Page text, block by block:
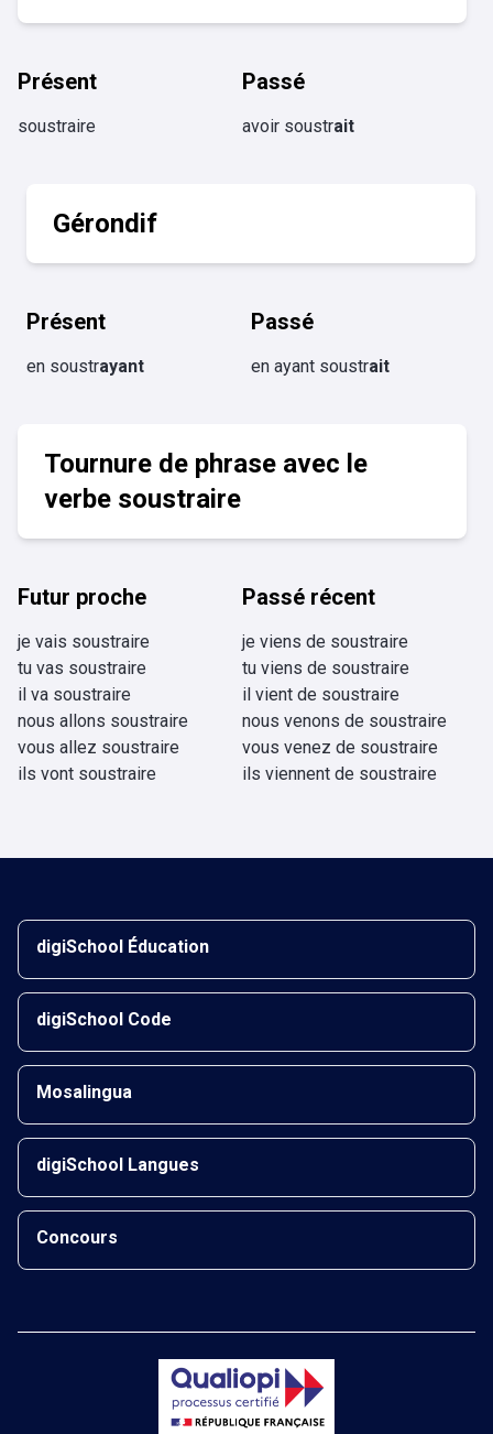
Présent
soustraire
Passé
avoir soustrait
Gérondif
Présent
en soustrayant
Passé
en ayant soustrait
Tournure de phrase avec le
verbe soustraire
Futur proche
je vais soustraire
tu vas soustraire
il va soustraire
nous allons soustraire
vous allez soustraire
ils vont soustraire
Passé récent
je viens de soustraire
tu viens de soustraire
il vient de soustraire
nous venons de soustraire
vous venez de soustraire
ils viennent de soustraire
digiSchool Éducation
digiSchool Code
Mosalingua
digiSchool Langues
Concours